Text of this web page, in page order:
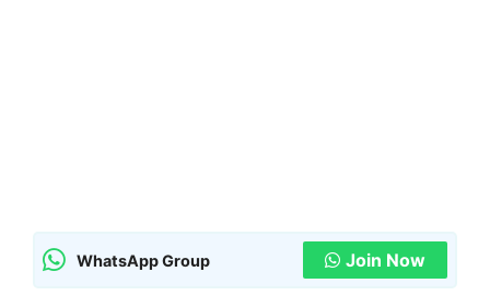
WhatsApp Group Join Now